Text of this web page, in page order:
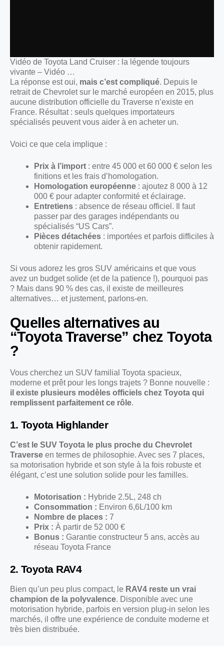
Vidéo de Toyota Land Cruiser : la légende toujours
vivante – Vidéo …
La réponse est oui, mais c’est compliqué. Depuis le
retrait de Chevrolet sur le marché européen en 2015, plus
aucune distribution officielle du Traverse n’existe en
France. Résultat : seuls quelques importateurs
spécialisés peuvent vous aider à en acheter un.
Voici ce que cela implique :
Prix à l’import : entre 45 000 et 60 000 € selon les
finitions et les frais d’homologation.
Homologation européenne : ajoutez 8 000 à 12
000 € pour adapter conformité et éclairage.
Entretiens : absence de réseau officiel. Il faut
passer par des garages indépendants ou
spécialisés “US Cars”.
Pièces détachées : importées et parfois difficiles à
obtenir rapidement.
Si vous adorez les gros SUV américains et que vous
avez un budget solide (et de la patience !), pourquoi pas
? Mais dans 90 % des cas, il existe de meilleures
alternatives… et justement, parlons-en.
Quelles alternatives au
“Toyota Traverse” chez Toyota
?
Vous cherchez un SUV familial Toyota spacieux,
moderne et prêt pour les longs trajets ? Bonne nouvelle :
il existe plusieurs modèles officiels chez Toyota qui
remplissent parfaitement ce rôle.
1. Toyota Highlander
C’est le SUV Toyota le plus proche du Chevrolet
Traverse en termes de philosophie. Avec ses 7 places,
sa motorisation hybride et son style à la fois robuste et
élégant, c’est une solution solide pour les familles.
Motorisation : Hybride 2.5L, 248 ch
Consommation : Environ 6,6L/100 km
Nombre de places : 7
Prix : À partir de 52 000 €
Bonus : Garantie constructeur 5 ans, accès au
réseau Toyota France
2. Toyota RAV4
Bien qu’un peu plus compact, le RAV4 reste un vrai
champion de la polyvalence. Disponible avec une
motorisation hybride, parfois en version plug-in selon les
marchés, il offre une expérience de conduite moderne et
très bien distribuée.